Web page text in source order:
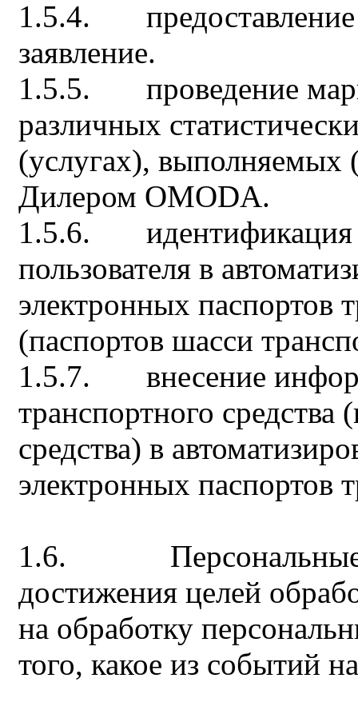
1.5.4. предоставление
заявление.
1.5.5. проведение
различных
(услугах), выполняемых
Дилером OMODA.
1.5.6. идентификация
пользователя в
электронных паспортов
(паспортов шасси
1.5.7. внесение
транспортного средства
средства) в
электронных паспортов
1.6. Персональные
достижения целей
на обработку
того, какое из событий